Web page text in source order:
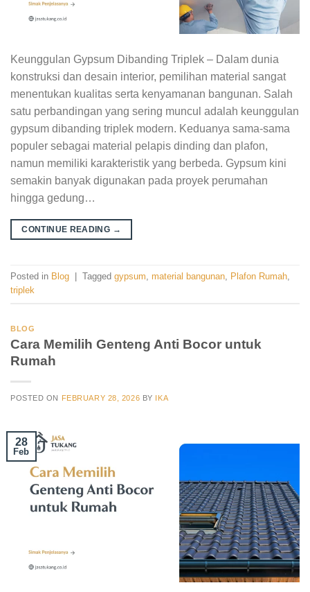
Keunggulan Gypsum Dibanding Triplek – Dalam dunia
konstruksi dan desain interior, pemilihan material sangat
menentukan kualitas serta kenyamanan bangunan. Salah
satu perbandingan yang sering muncul adalah keunggulan
gypsum dibanding triplek modern. Keduanya sama-sama
populer sebagai material pelapis dinding dan plafon,
namun memiliki karakteristik yang berbeda. Gypsum kini
semakin banyak digunakan pada proyek perumahan
hingga gedung…
CONTINUE READING →
Posted in Blog Tagged gypsum material bangunan Plafon Rumah
triplek
BLOG
Cara Memilih Genteng Anti Bocor untuk
Rumah
POSTED ON FEBRUARY 28, 2026 BY IKA
28
Feb